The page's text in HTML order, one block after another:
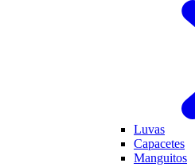
Luvas
Capacetes
Manguitos